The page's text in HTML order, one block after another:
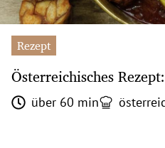
Rezept
Österreichisches
über 60 min